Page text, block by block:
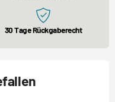
30 Tage Rückgaberecht